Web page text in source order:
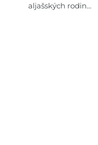
aljašských rodin…